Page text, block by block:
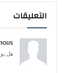
التعليقات
هل يوجد